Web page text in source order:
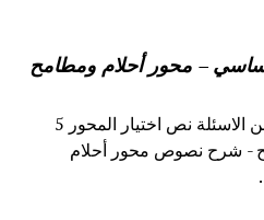
– محور أحلام ومطامح
شرح نص اختيار مع الاجابة عن الاسئلة نص اختيار المحور 5
- شرح نصوص محور أحلام